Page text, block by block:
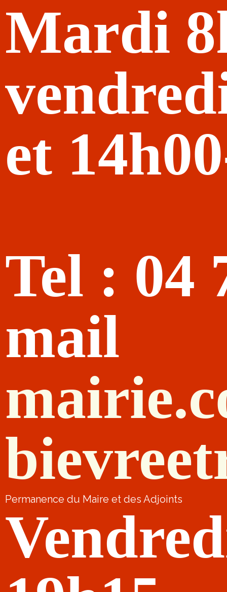
Mardi
et
Tel : 04
mail
Permanence du Maire et des Adjoints